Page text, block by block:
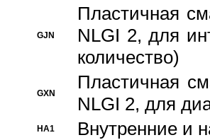
GJN
Пластичная
NLGI 2, для
количество)
GXN
Пластичная
NLGI 2, для
HA1 Внутренние и